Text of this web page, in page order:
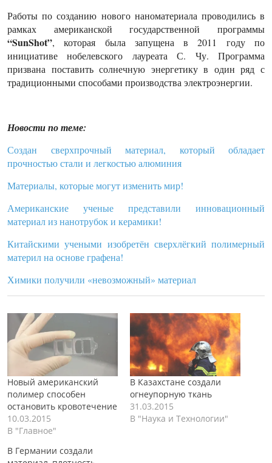
Работы по созданию нового наноматериала проводились в
рамках американской государственной программы
“SunShot”, которая была запущена в 2011 году по
инициативе нобелевского лауреата С. Чу. Программа
призвана поставить солнечную энергетику в один ряд с
традиционными способами производства электроэнергии.
Новости по теме:
Создан сверхпрочный материал, который обладает
прочностью стали и легкостью алюминия
Материалы, которые могут изменить мир!
Американские ученые представили инновационный
материал из нанотрубок и керамики!
Китайскими учеными изобретён сверхлёгкий полимерный
материл на основе графена!
Химики получили «невозможный» материал
Новый американский
полимер способен
остановить кровотечение
10.03.2015
В "Главное"
В Казахстане создали
огнеупорную ткань
31.03.2015
В "Наука и Технологии"
В Германии создали